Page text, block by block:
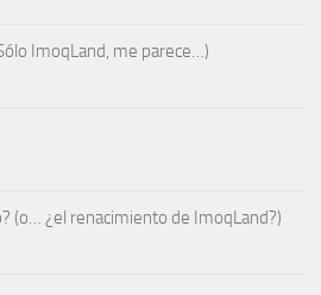
ImoqLand, me parece…)
(o… ¿el renacimiento de ImoqLand?)